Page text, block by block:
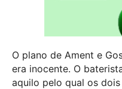
O plano de Ament e
era inocente. O
aquilo pelo qual os